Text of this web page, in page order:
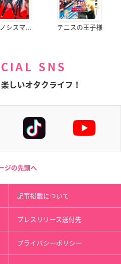
シスマ... テニスの王子様
SNS
しいオタクライフ！
ジの先頭へ
記事掲載について
プレスリリース送付先
プライバシーポリシー